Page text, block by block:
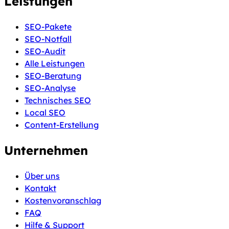
SEO-Pakete
SEO-Notfall
SEO-Audit
Alle Leistungen
SEO-Beratung
SEO-Analyse
Technisches SEO
Local SEO
Content-Erstellung
Unternehmen
Über uns
Kontakt
Kostenvoranschlag
FAQ
Hilfe & Support